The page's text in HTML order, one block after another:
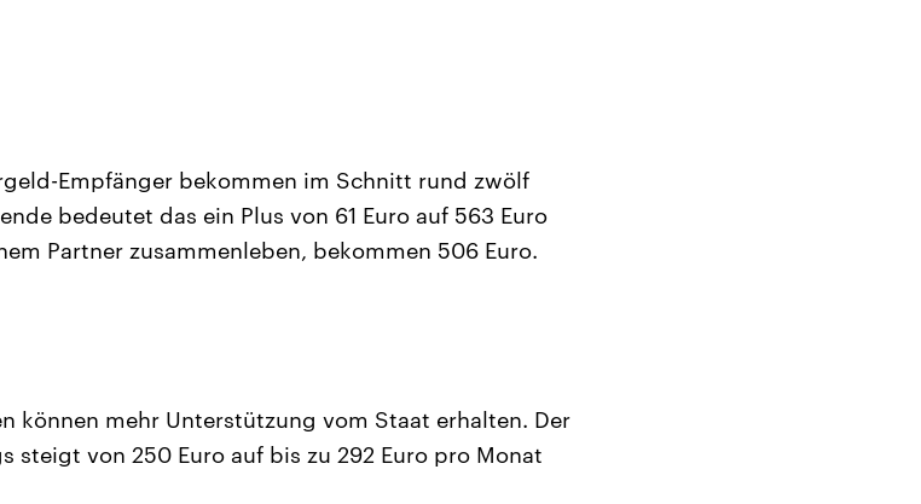
Empfänger bekommen im Schnitt rund zwölf
bedeutet das ein Plus von 61 Euro auf 563 Euro
Partner zusammenleben, bekommen 506 Euro.
können mehr Unterstützung vom Staat erhalten. Der
steigt von 250 Euro auf bis zu 292 Euro pro Monat